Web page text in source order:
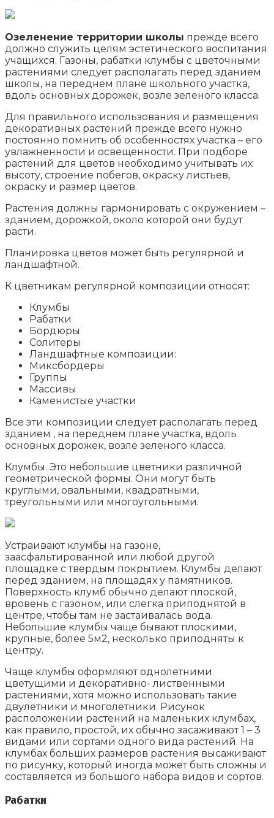
Озеленение территории школы прежде всего
должно служить целям эстетического воспитания
учащихся. Газоны, рабатки клумбы с цветочными
растениями следует располагать перед зданием
школы, на переднем плане школьного участка,
вдоль основных дорожек, возле зеленого класса.
Для правильного использования и размещения
декоративных растений прежде всего нужно
постоянно помнить об особенностях участка – его
увлажненности и освещенности. При подборе
растений для цветов необходимо учитывать их
высоту, строение побегов, окраску листьев,
окраску и размер цветов.
Растения должны гармонировать с окружением –
зданием, дорожкой, около которой они будут
расти.
Планировка цветов может быть регулярной и
ландшафтной.
К цветникам регулярной композиции относят:
Клумбы
Рабатки
Бордюры
Солитеры
Ландшафтные композиции:
Миксбордеры
Группы
Массивы
Каменистые участки
Все эти композиции следует располагать перед
зданием , на переднем плане участка, вдоль
основных дорожек, возле зеленого класса.
Клумбы. Это небольшие цветники различной
геометрической формы. Они могут быть
круглыми, овальными, квадратными,
треугольными или многоугольными.
Устраивают клумбы на газоне,
заасфальтированной или любой другой
площадке с твердым покрытием. Клумбы делают
перед зданием, на площадях у памятников.
Поверхность клумб обычно делают плоской,
вровень с газоном, или слегка приподнятой в
центре, чтобы там не застаивалась вода.
Небольшие клумбы чаще бывают плоскими,
крупные, более 5м2, несколько приподняты к
центру.
Чаще клумбы оформляют однолетними
цветущими и декоративно- лиственными
растениями, хотя можно использовать такие
двулетники и многолетники. Рисунок
расположении растений на маленьких клумбах,
как правило, простой, их обычно засаживают 1 – 3
видами или сортами одного вида растений. На
клумбах больших размеров растения высаживают
по рисунку, который иногда может быть сложны и
составляется из большого набора видов и сортов.
Рабатки